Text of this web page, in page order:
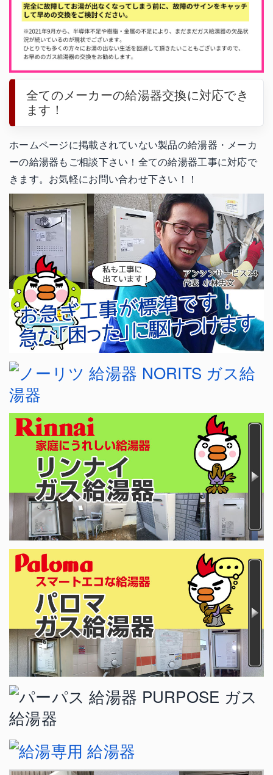
全てのメーカーの給湯器交換に対応でき
ます！
ホームページに掲載されていない製品の給湯器・メーカ
ーの給湯器もご相談下さい！全ての給湯器工事に対応で
きます。お気軽にお問い合わせ下さい！！